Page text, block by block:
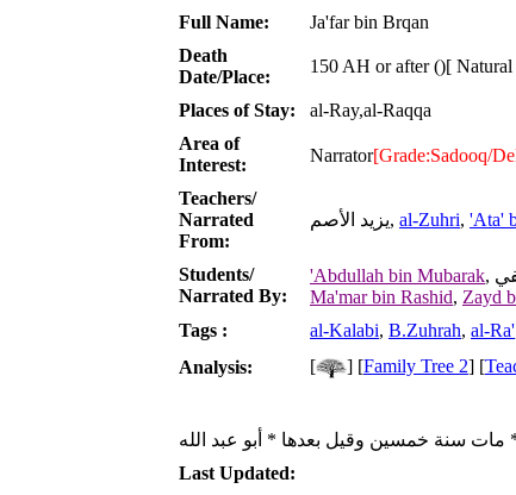
Full Name:
Ja'far bin Brqan
Death
Date/Place:
150 AH or after ()[
Places of Stay:
al-Ray,al-Raqqa
Area of
Interest:
Narrator[Grade:Sadooq/
Teachers/
Narrated
From:
يزيد الأصم, al-Zuhri, 'Ata'
Students/
Narrated By:
'Abdullah bin Mubarak
Ma'mar bin Rashid, Zayd
Tags :
al-Kalabi, B.Zuhrah, al-Ra'
Analysis:
[ ] [Family Tree 2] [
* مات سنة خمسين وقيل بعدها * أبو عبد الله
Last Updated: